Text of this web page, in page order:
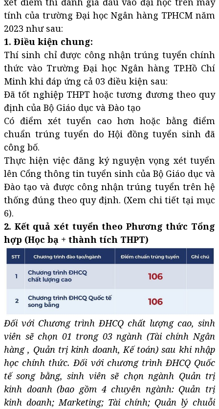
tính của trường Đại học Ngân hàng TPHCM năm
2023 như sau:
1. Điều kiện chung:
Thí sinh chỉ được công nhận trúng tuyển chính
thức vào Trường Đại học Ngân hàng TP.Hồ Chí
Minh khi đáp ứng cả 03 điều kiện sau:
Đã tốt nghiệp THPT hoặc tương đương theo quy
định của Bộ Giáo dục và Đào tạo
Có điểm xét tuyển cao hơn hoặc bằng điểm
chuẩn trúng tuyển do Hội đồng tuyển sinh đã
công bố.
Thực hiện việc đăng ký nguyện vọng xét tuyển
lên Cổng thông tin tuyển sinh của Bộ Giáo dục và
Đào tạo và được công nhận trúng tuyển trên hệ
thống đúng theo quy định. (Xem chi tiết tại mục
6).
2. Kết quả xét tuyển theo Phương thức Tổng
hợp (Học bạ + thành tích THPT)
Đối với Chương trình ĐHCQ chất lượng cao, sinh
viên sẽ chọn 01 trong 03 ngành (Tài chính Ngân
hàng , Quản trị kinh doanh, Kế toán) sau khi nhập
học chính thức. Đối với chương trình ĐHCQ Quốc
tế song bằng, sinh viên sẽ chọn ngành Quản trị
kinh doanh (bao gồm 4 chuyên ngành: Quản trị
kinh doanh; Marketing; Tài chính; Quản lý chuỗi